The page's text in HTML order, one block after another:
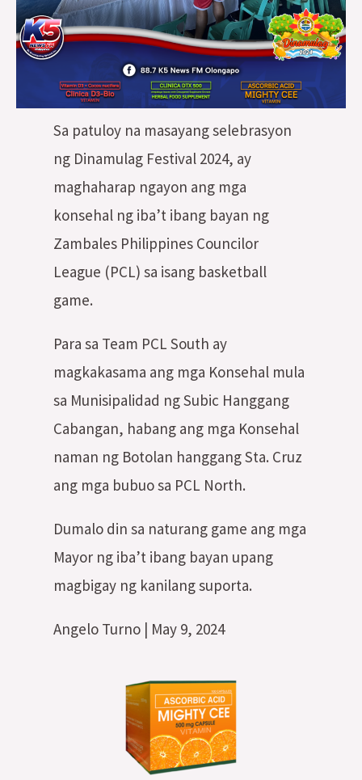
Sa patuloy na masayang selebrasyon
ng Dinamulag Festival 2024, ay
maghaharap ngayon ang mga
konsehal ng iba’t ibang bayan ng
Zambales Philippines Councilor
League (PCL) sa isang basketball
game.
Para sa Team PCL South ay
magkakasama ang mga Konsehal mula
sa Munisipalidad ng Subic Hanggang
Cabangan, habang ang mga Konsehal
naman ng Botolan hanggang Sta. Cruz
ang mga bubuo sa PCL North.
Dumalo din sa naturang game ang mga
Mayor ng iba’t ibang bayan upang
magbigay ng kanilang suporta.
Angelo Turno | May 9, 2024